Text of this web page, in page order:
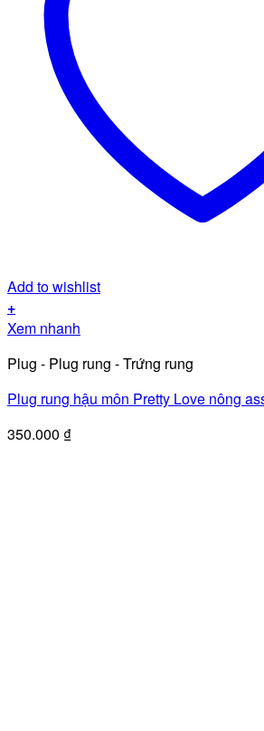
Add to wishlist
+
Xem nhanh
Plug - Plug rung - Trứng rung
Plug rung hậu môn Pretty Love nông
350.000 ₫